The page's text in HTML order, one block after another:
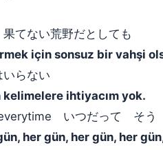
てない荒野だとしても
için sonsuz bir vahşi
らない
ihtiyacım yok.
いつだって そう
her gün, her gün, her